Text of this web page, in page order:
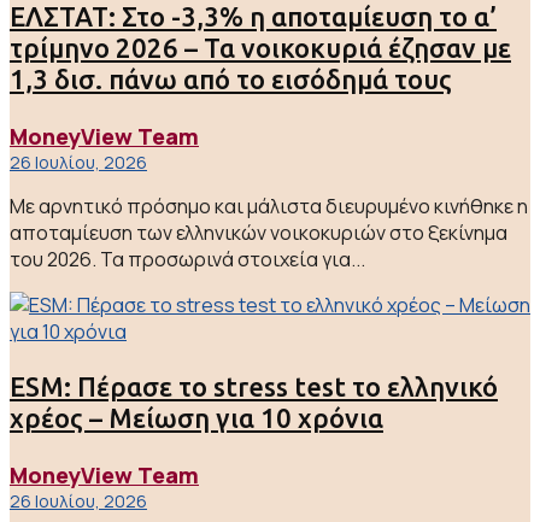
ΕΛΣΤΑΤ: Στο -3,3% η αποταμίευση το α’
τρίμηνο 2026 – Τα νοικοκυριά έζησαν με
1,3 δισ. πάνω από το εισόδημά τους
MoneyView Team
26 Ιουλίου, 2026
Με αρνητικό πρόσημο και μάλιστα διευρυμένο κινήθηκε η
αποταμίευση των ελληνικών νοικοκυριών στο ξεκίνημα
του 2026. Τα προσωρινά στοιχεία για...
ESM: Πέρασε το stress test το ελληνικό
χρέος – Μείωση για 10 χρόνια
MoneyView Team
26 Ιουλίου, 2026